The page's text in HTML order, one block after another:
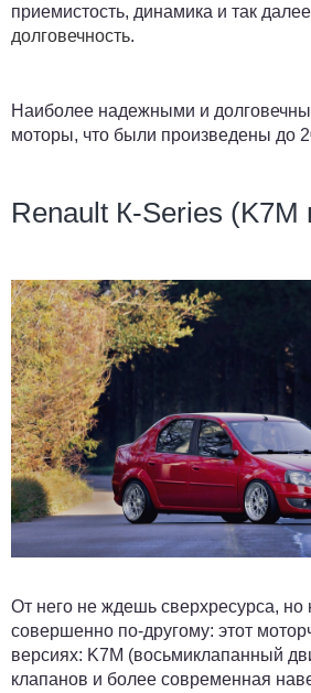
приемистость, динамика и так
долговечность.
Наиболее надежными и
моторы, что были произведены до
Renault К-Series (K7M
От него не ждешь сверхресурса, но
совершенно по-другому: этот
версиях: K7M (восьмиклапанный
клапанов и более современная